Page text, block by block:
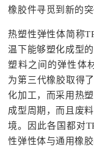
橡胶件寻觅到新的
热塑性弹性体简称
温下能够塑化成型
塑料之间的弹性体
为第三代橡胶取得
化加工，而采用热
成型周期，而且废
境。因此各国都对
性弹性体与通用橡